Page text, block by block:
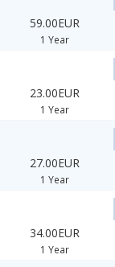
59.00EUR
1 Year
23.00EUR
1 Year
27.00EUR
1 Year
34.00EUR
1 Year